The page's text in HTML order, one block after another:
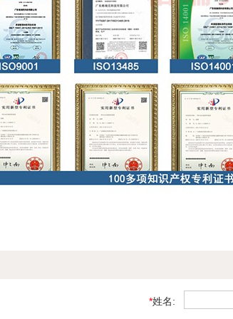
*姓名: